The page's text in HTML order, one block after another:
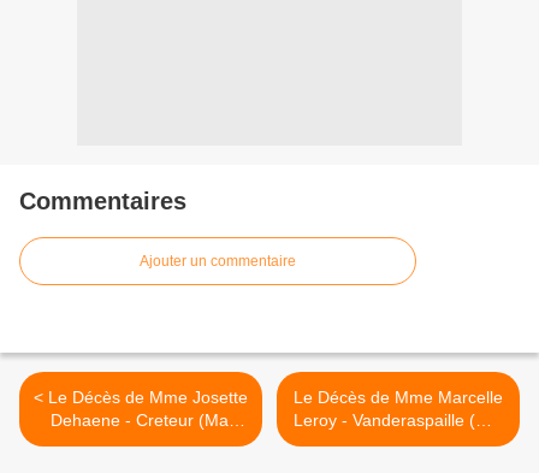
Commentaires
Ajouter un commentaire
< Le Décès de Mme Josette
Dehaene - Creteur (Mai
2023).
Le Décès de Mme Marcelle
Leroy - Vanderaspaille (Mai
2023). >